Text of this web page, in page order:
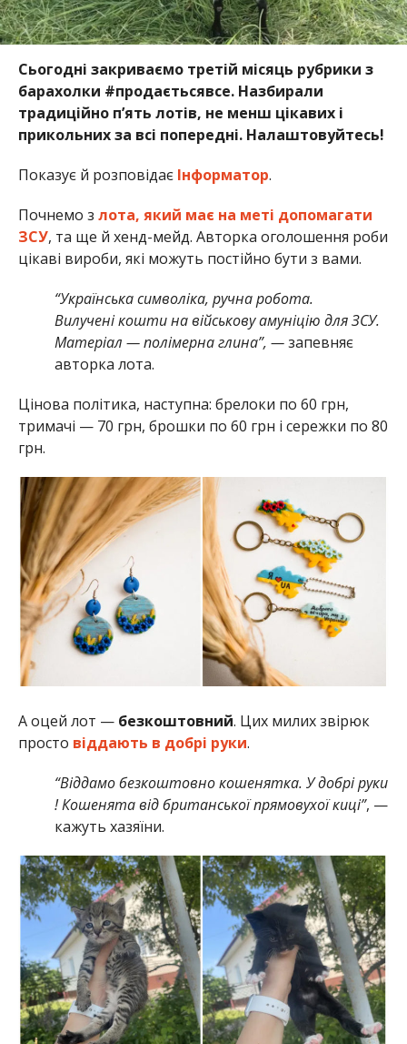
Сьогодні закриваємо третій місяць рубрики з
барахолки #продаєтьсявсе. Назбирали
традиційно п’ять лотів, не менш цікавих і
прикольних за всі попередні. Налаштовуйтесь!
Показує й розповідає Інформатор.
Почнемо з лота, який має на меті допомагати
ЗСУ, та ще й хенд-мейд. Авторка оголошення роби
цікаві вироби, які можуть постійно бути з вами.
“Українська символіка, ручна робота.
Вилучені кошти на військову амуніцію для ЗСУ.
Матеріал — полімерна глина”, —запевняє
авторка лота.
Цінова політика, наступна: брелоки по 60 грн,
тримачі — 70 грн, брошки по 60 грн і сережки по 80
грн.
А оцей лот — безкоштовний. Цих милих звірюк
просто віддають в добрі руки.
“Віддамо безкоштовно кошенятка. У добрі руки
! Кошенята від британської прямовухої киці”, —
кажуть хазяїни.